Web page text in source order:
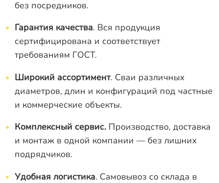
без посредников.
Гарантия качества. Вся продукция
сертифицирована и соответствует
требованиям ГОСТ.
Широкий ассортимент. Сваи различных
диаметров, длин и конфигураций под частные
и коммерческие объекты.
Комплексный сервис.Производство, доставка
и монтаж в одной компании — без лишних
подрядчиков.
Удобная логистика. Самовывоз со склада в